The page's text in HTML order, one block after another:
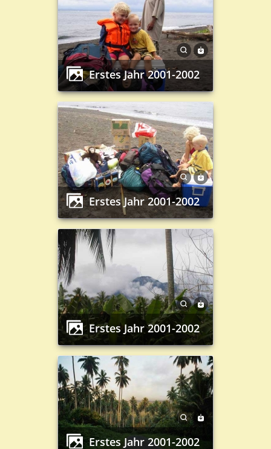
Erstes Jahr 2001-2002
Erstes Jahr 2001-2002
Erstes Jahr 2001-2002
Erstes Jahr 2001-2002